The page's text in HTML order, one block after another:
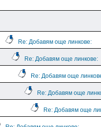
Re: Добавям още линкове:
Re: Добавям още линкове:
Re: Добавям още
Re: Добавям още
Re: Добавям още